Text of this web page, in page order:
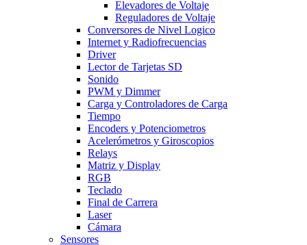
Elevadores de Voltaje
Reguladores de Voltaje
Conversores de Nivel Logico
Internet y Radiofrecuencias
Driver
Lector de Tarjetas SD
Sonido
PWM y Dimmer
Carga y Controladores de Carga
Tiempo
Encoders y Potenciometros
Acelerómetros y Giroscopios
Relays
Matriz y Display
RGB
Teclado
Final de Carrera
Laser
Cámara
Sensores